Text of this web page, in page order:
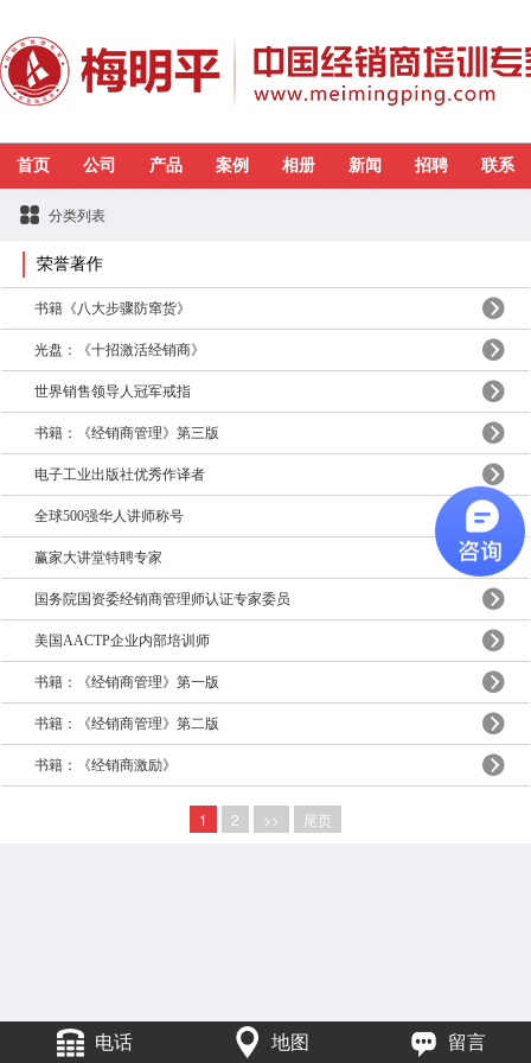
首页 公司 产品 案例 相册 新闻 招聘 联系
分类列表
荣誉著作
书籍《八大步骤防窜货》
光盘：《十招激活经销商》
世界销售领导人冠军戒指
书籍：《经销商管理》第三版
电子工业出版社优秀作译者
全球500强华人讲师称号
赢家大讲堂特聘专家
国务院国资委经销商管理师认证专家委员
美国AACTP企业内部培训师
书籍：《经销商管理》第一版
书籍：《经销商管理》第二版
书籍：《经销商激励》
1 2 >> 尾页
电话 地图 留言